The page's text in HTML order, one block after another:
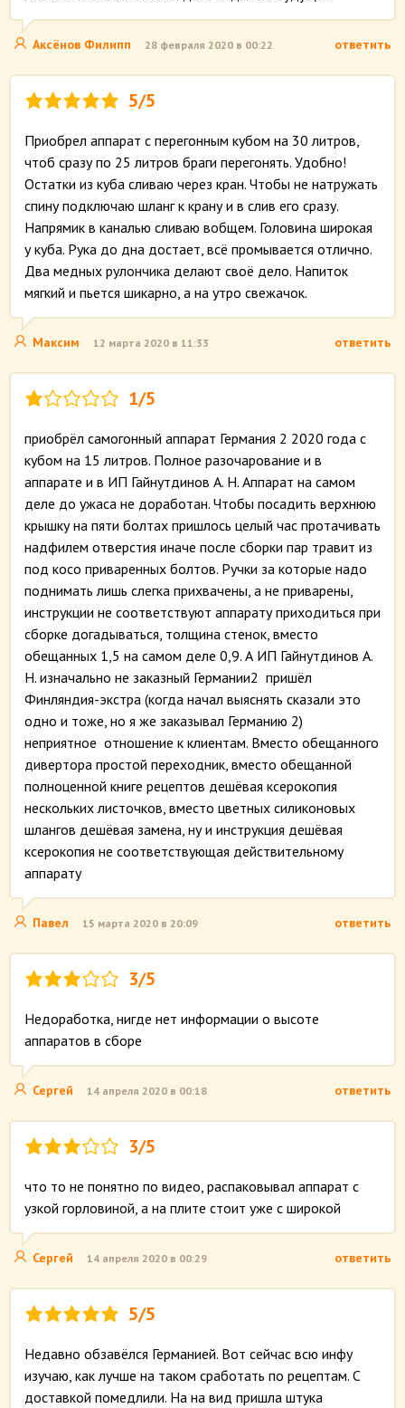
Аксёнов Филипп 28 февраля 2020 в 00:22 ответить
5/5
Приобрел аппарат с перегонным кубом на 30 литров,
чтоб сразу по 25 литров браги перегонять. Удобно!
Остатки из куба сливаю через кран. Чтобы не натружать
спину подключаю шланг к крану и в слив его сразу.
Напрямик в каналью сливаю вобщем. Головина широкая
у куба. Рука до дна достает, всё промывается отлично.
Два медных рулончика делают своё дело. Напиток
мягкий и пьется шикарно, а на утро свежачок.
Максим 12 марта 2020 в 11:33 ответить
1/5
приобрёл самогонный аппарат Германия 2 2020 года с
кубом на 15 литров. Полное разочарование и в
аппарате и в ИП Гайнутдинов А. Н. Аппарат на самом
деле до ужаса не доработан. Чтобы посадить верхнюю
крышку на пяти болтах пришлось целый час протачивать
надфилем отверстия иначе после сборки пар травит из
под косо приваренных болтов. Ручки за которые надо
поднимать лишь слегка прихвачены, а не приварены,
инструкции не соответствуют аппарату приходиться при
сборке догадываться, толщина стенок, вместо
обещанных 1,5 на самом деле 0,9. А ИП Гайнутдинов А.
Н. изначально не заказный Германии2 пришёл
Финляндия-экстра (когда начал выяснять сказали это
одно и тоже, но я же заказывал Германию 2)
неприятное отношение к клиентам. Вместо обещанного
дивертора простой переходник, вместо обещанной
полноценной книге рецептов дешёвая ксерокопия
нескольких листочков, вместо цветных силиконовых
шлангов дешёвая замена, ну и инструкция дешёвая
ксерокопия не соответствующая действительному
аппарату
Павел 15 марта 2020 в 20:09 ответить
3/5
Недоработка, нигде нет информации о высоте
аппаратов в сборе
Сергей 14 апреля 2020 в 00:18 ответить
3/5
что то не понятно по видео, распаковывал аппарат с
узкой горловиной, а на плите стоит уже с широкой
Сергей 14 апреля 2020 в 00:29 ответить
5/5
Недавно обзавёлся Германией. Вот сейчас всю инфу
изучаю, как лучше на таком сработать по рецептам. С
доставкой помедлили. На на вид пришла штука